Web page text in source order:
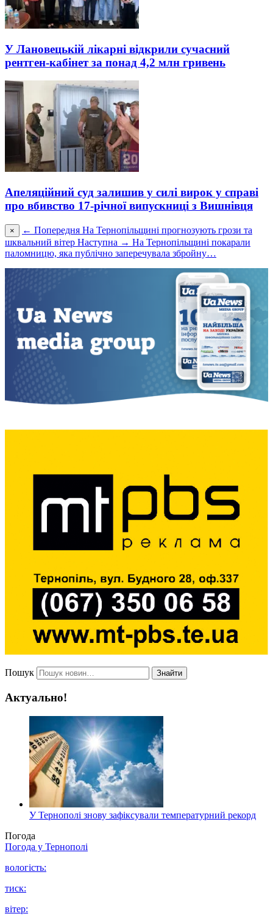
У Лановецькій лікарні відкрили сучасний
рентген-кабінет за понад 4,2 млн гривень
Апеляційний суд залишив у силі вирок у справі
про вбивство 17-річної випускниці з Вишнівця
× ← Попередня На Тернопільщині прогнозують грози та
шквальний вітер Наступна → На Тернопільщині покарали
паломницю, яка публічно заперечувала збройну…
Пошук Знайти
Актуально!
У Тернополі знову зафіксували температурний рекорд
Погода
Погода у Тернополі
вологість:
тиск:
вітер: